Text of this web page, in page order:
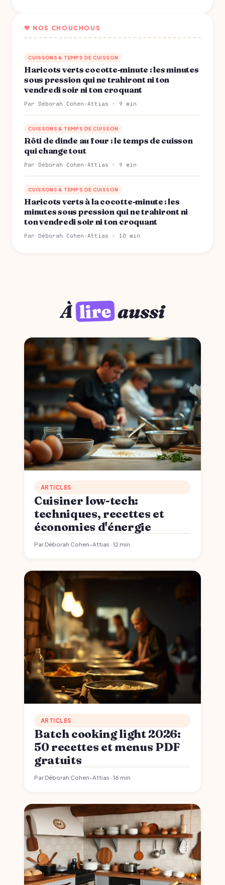
💛 NOS CHOUCHOUS
CUISSONS & TEMPS DE CUISSON
Haricots verts cocotte-minute : les minutes
sous pression qui ne trahiront ni ton
vendredi soir ni ton croquant
Par Déborah Cohen-Attias · 9 min
CUISSONS & TEMPS DE CUISSON
Rôti de dinde au four : le temps de cuisson
qui change tout
Par Déborah Cohen-Attias · 9 min
CUISSONS & TEMPS DE CUISSON
Haricots verts à la cocotte-minute : les
minutes sous pression qui ne trahiront ni
ton vendredi soir ni ton croquant
Par Déborah Cohen-Attias · 10 min
Àlireaussi
ARTICLES
Cuisiner low-tech:
techniques, recettes et
économies d'énergie
Par Déborah Cohen-Attias · 12 min
ARTICLES
Batch cooking light 2026:
50 recettes et menus PDF
gratuits
Par Déborah Cohen-Attias · 16 min